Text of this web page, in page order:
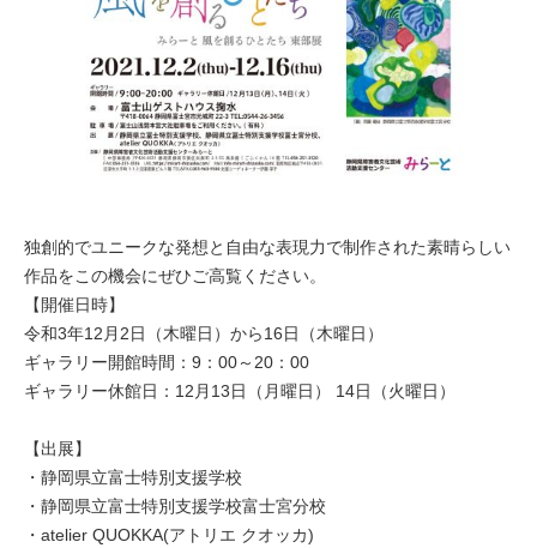
独創的でユニークな発想と自由な表現力で制作された素晴らしい
作品をこの機会にぜひご高覧ください。
【開催日時】
令和3年12月2日（木曜日）から16日（木曜日）
ギャラリー開館時間：9：00～20：00
ギャラリー休館日：12月13日（月曜日） 14日（火曜日）
【出展】
・静岡県立富士特別支援学校
・静岡県立富士特別支援学校富士宮分校
・atelier QUOKKA(アトリエ クオッカ)